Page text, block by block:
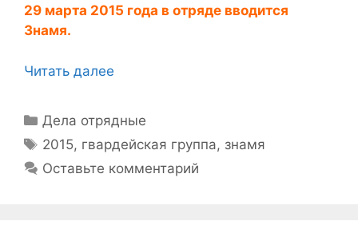
29 марта 2015 года в отряде вводится
Знамя.
Читать далее
Рубрики
Дела отрядные
Метки
2015, гвардейская группа, знамя
Оставьте комментарий